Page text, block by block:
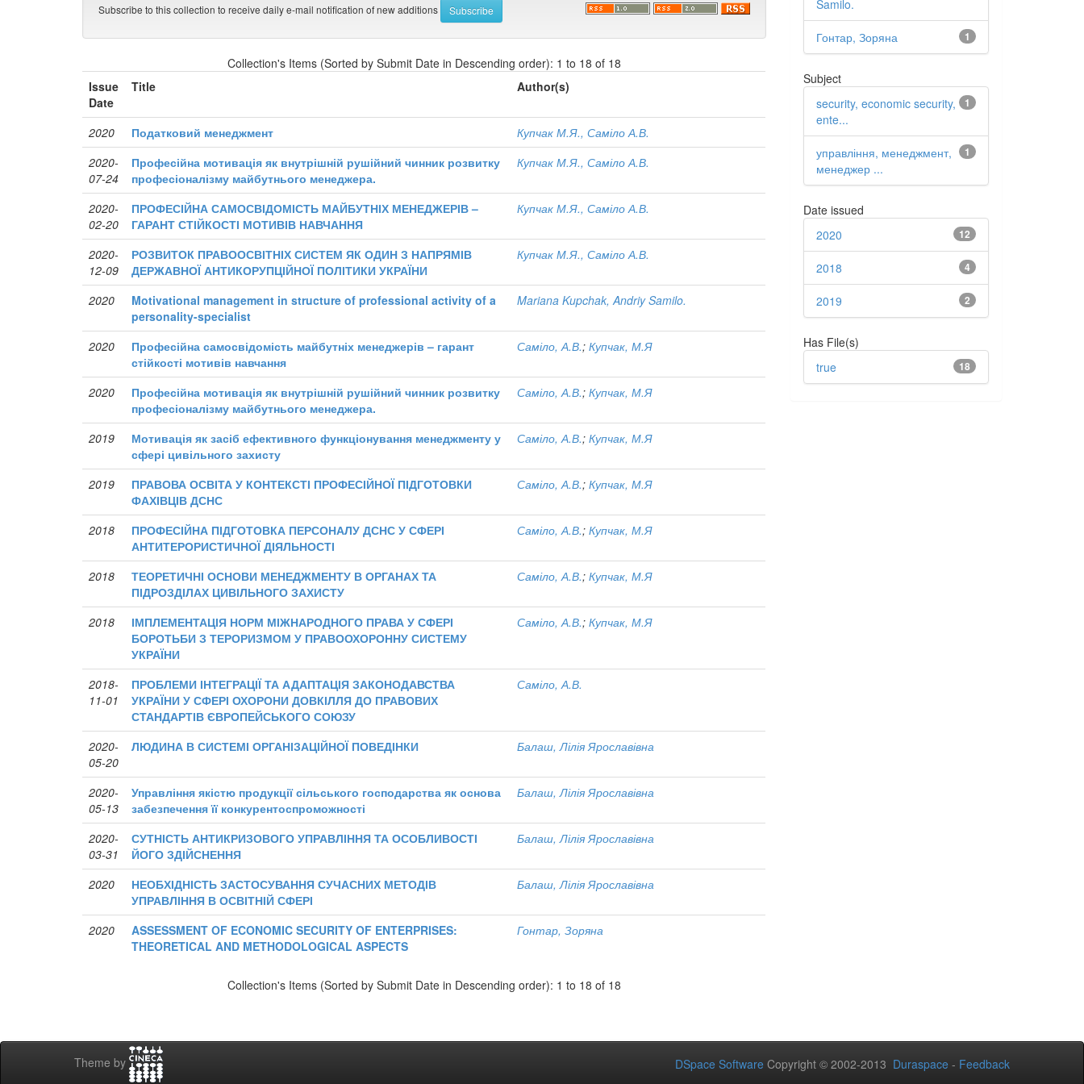
Subscribe to this collection to receive daily e-mail notification of new additions
Collection's Items (Sorted by Submit Date in Descending order): 1 to 18 of 18
Issue
Date
Title Author(s)
2020 Податковий менеджмент
Купчак М.Я., Саміло А.В.
2020-
07-24
Професійна мотивація як внутрішній рушійний чинник розвитку
професіоналізму майбутнього менеджера.
Купчак М.Я., Саміло А.В.
2020-
02-20
ПРОФЕСІЙНА САМОСВІДОМІСТЬ МАЙБУТНІХ МЕНЕДЖЕРІВ –
ГАРАНТ СТІЙКОСТІ МОТИВІВ НАВЧАННЯ
Купчак М.Я., Саміло А.В.
2020-
12-09
РОЗВИТОК ПРАВООСВІТНІХ СИСТЕМ ЯК ОДИН З НАПРЯМІВ
ДЕРЖАВНОЇ АНТИКОРУПЦІЙНОЇ ПОЛІТИКИ УКРАЇНИ
Купчак М.Я., Саміло А.В.
2020
Motivational management in structure of professional activity of a
personality-specialist
Mariana Kupchak, Andriy Samilo.
2020
Професійна самосвідомість майбутніх менеджерів – гарант
стійкості мотивів навчання
Саміло, А.В.;Купчак, М.Я
2020
Професійна мотивація як внутрішній рушійний чинник розвитку
професіоналізму майбутнього менеджера.
Саміло, А.В.;Купчак, М.Я
2019
Мотивація як засіб ефективного функціонування менеджменту у
сфері цивільного захисту
Саміло, А.В.;Купчак, М.Я
2019
ПРАВОВА ОСВІТА У КОНТЕКСТІ ПРОФЕСІЙНОЇ ПІДГОТОВКИ
ФАХІВЦІВ ДСНС
Саміло, А.В.;Купчак, М.Я
2018
ПРОФЕСІЙНА ПІДГОТОВКА ПЕРСОНАЛУ ДСНС У СФЕРІ
АНТИТЕРОРИСТИЧНОЇ ДІЯЛЬНОСТІ
Саміло, А.В.;Купчак, М.Я
2018
ТЕОРЕТИЧНІ ОСНОВИ МЕНЕДЖМЕНТУ В ОРГАНАХ ТА
ПІДРОЗДІЛАХ ЦИВІЛЬНОГО ЗАХИСТУ
Саміло, А.В.;Купчак, М.Я
2018
ІМПЛЕМЕНТАЦІЯ НОРМ МІЖНАРОДНОГО ПРАВА У СФЕРІ
БОРОТЬБИ З ТЕРОРИЗМОМ У ПРАВООХОРОННУ СИСТЕМУ
УКРАЇНИ
Саміло, А.В.;Купчак, М.Я
2018-
11-01
ПРОБЛЕМИ ІНТЕГРАЦІЇ ТА АДАПТАЦІЯ ЗАКОНОДАВСТВА
УКРАЇНИ У СФЕРІ ОХОРОНИ ДОВКІЛЛЯ ДО ПРАВОВИХ
СТАНДАРТІВ ЄВРОПЕЙСЬКОГО СОЮЗУ
Саміло, А.В.
2020-
05-20
ЛЮДИНА В СИСТЕМІ ОРГАНІЗАЦІЙНОЇ ПОВЕДІНКИ Балаш, Лілія Ярославівна
2020-
05-13
Управління якістю продукції сільського господарства як основа
забезпечення її конкурентоспроможності
Балаш, Лілія Ярославівна
2020-
03-31
СУТНІСТЬ АНТИКРИЗОВОГО УПРАВЛІННЯ ТА ОСОБЛИВОСТІ
ЙОГО ЗДІЙСНЕННЯ
Балаш, Лілія Ярославівна
2020
НЕОБХІДНІСТЬ ЗАСТОСУВАННЯ СУЧАСНИХ МЕТОДІВ
УПРАВЛІННЯ В ОСВІТНІЙ СФЕРІ
Балаш, Лілія Ярославівна
2020
ASSESSMENT OF ECONOMIC SECURITY OF ENTERPRISES:
THEORETICAL AND METHODOLOGICAL ASPECTS
Гонтар, Зоряна
Collection's Items (Sorted by Submit Date in Descending order): 1 to 18 of 18
Samilo.
1
Гонтар, Зоряна
Subject
1
security, economic security,
ente...
1
управління, менеджмент,
менеджер ...
Date issued
12
2020
4
2018
2
2019
Has File(s)
18
true
Theme by DSpace Software Copyright © 2002-2013 Duraspace - Feedback